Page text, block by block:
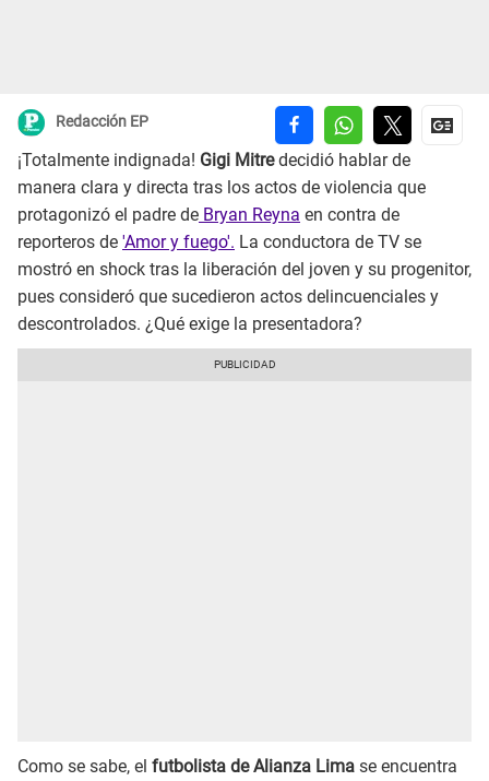
Redacción EP
¡Totalmente indignada! Gigi Mitredecidió hablar de
manera clara y directa tras los actos de violencia que
protagonizó el padre de Bryan Reyna en contra de
reporteros de 'Amor y fuego'. La conductora de TV se
mostró en shock tras la liberación del joven y su progenitor,
pues consideró que sucedieron actos delincuenciales y
descontrolados. ¿Qué exige la presentadora?
Como se sabe, el futbolista de Alianza Lima se encuentra